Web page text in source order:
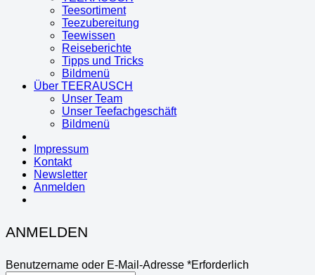
Teesortiment
Teezubereitung
Teewissen
Reiseberichte
Tipps und Tricks
Bildmenü
Über TEERAUSCH
Unser Team
Unser Teefachgeschäft
Bildmenü
Impressum
Kontakt
Newsletter
Anmelden
ANMELDEN
Benutzername oder E-Mail-Adresse *Erforderlich